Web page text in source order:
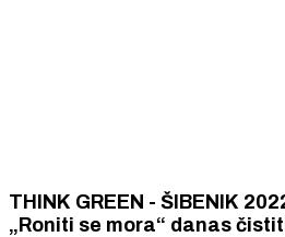
THINK GREEN - ŠIBENIK
„Roniti se mora“ danas